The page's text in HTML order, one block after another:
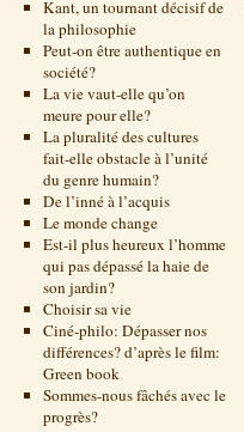
Kant, un tournant décisif de
la philosophie
Peut-on être authentique en
société?
La vie vaut-elle qu’on
meure pour elle?
La pluralité des cultures
fait-elle obstacle à l’unité
du genre humain?
De l’inné à l’acquis
Le monde change
Est-il plus heureux l’homme
qui pas dépassé la haie de
son jardin?
Choisir sa vie
Ciné-philo: Dépasser nos
différences? d’après le film:
Green book
Sommes-nous fâchés avec le
progrès?